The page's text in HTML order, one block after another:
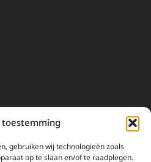
toestemming
gebruiken wij technologieën zoals
op te slaan en/of te raadplegen.